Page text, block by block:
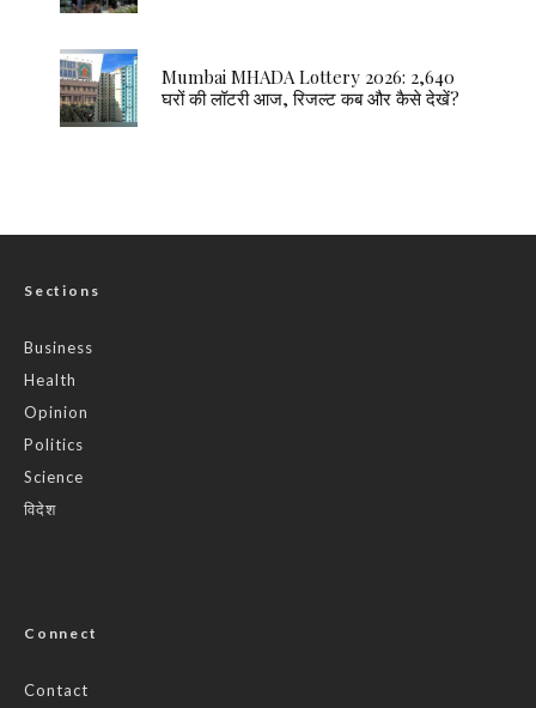
Mumbai MHADA Lottery 2026: 2,640
घरों की लॉटरी आज, रिजल्ट कब और कैसे देखें?
Sections
Business
Health
Opinion
Politics
Science
विदेश
Connect
Contact